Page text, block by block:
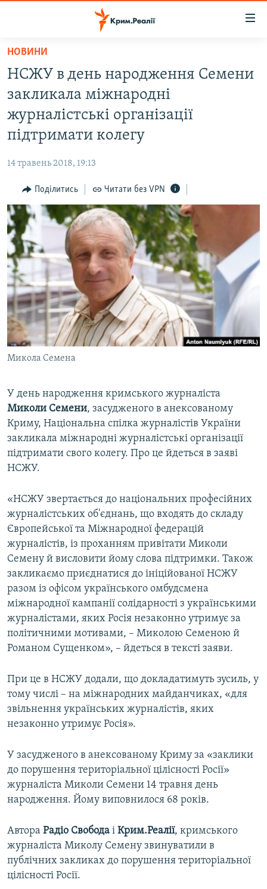
Перейти
основного
матеріалу
до
основної
Перейти
пошуку
ВІДЕО ТА ФОТО
ПОЛІТИКА
ПОГЛЯД
ІНТЕРВ'Ю
ВСЕ ЗА ДЕНЬ
СПЕЦПРОЕКТИ
ДЕПОРТАЦІЯ
ВІДЕОУРОКИ «ELIFBE»
СВІДЧЕННЯ ОКУПАЦІЇ
УКРАЇНСЬКА ПРОБЛЕМА КРИМУ
ІНФОГРАФІКА
ЯК ОБІЙТИ БЛОКУВАННЯ
Русский
Qırımtatar
ДОЛУЧАЙСЯ!
Усі сайти RFE/RL
НОВИНИ
НСЖУ в день народження Семени
закликала міжнародні
журналістські організації
підтримати колегу
14 травень 2018, 19:13
Поділитись Читати без VPN
Микола Семена
У день народження кримського журналіста
Миколи Семени, засудженого в анексованому
Криму, Національна спілка журналістів України
закликала міжнародні журналістські організації
підтримати свого колегу. Про це йдеться в заяві
НСЖУ.
«НСЖУ звертається до національних професійних
журналістських об'єднань, що входять до складу
Європейської та Міжнародної федерацій
журналістів, із проханням привітати Миколи
Семену й висловити йому слова підтримки. Також
закликаємо приєднатися до ініційованої НСЖУ
разом із офісом українського омбудсмена
міжнародної кампанії солідарності з українськими
журналістами, яких Росія незаконно утримує за
політичними мотивами, – Миколою Семеною й
Романом Сущенком», – йдеться в тексті заяви.
При це в НСЖУ додали, що докладатимуть зусиль, у
тому числі – на міжнародних майданчиках, «для
звільнення українських журналістів, яких
незаконно утримує Росія».
У засудженого в анексованому Криму за «заклики
до порушення територіальної цілісності Росії»
журналіста Миколи Семени 14 травня день
народження. Йому виповнилося 68 років.
Автора Радіо Свобода і Крим.Реалії, кримського
журналіста Миколу Семену звинуватили в
публічних закликах до порушення територіальної
цілісності Росії.